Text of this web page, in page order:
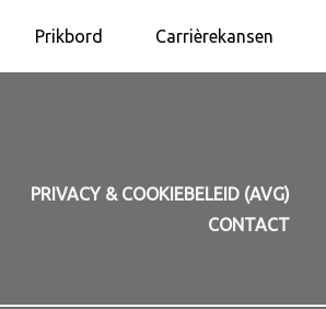
Prikbord Carrièrekansen
PRIVACY & COOKIEBELEID (AVG)
CONTACT